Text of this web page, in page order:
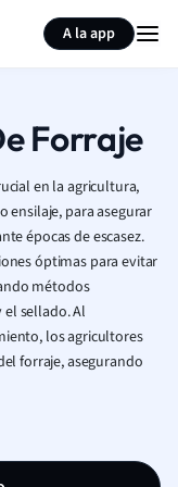
A la app
Forraje
en la agricultura,
ensilaje, para asegurar
épocas de escasez.
óptimas para evitar
métodos
sellado. Al
los agricultores
forraje, asegurando
Resumir página